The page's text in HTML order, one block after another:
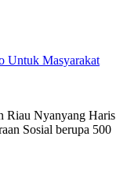
Untuk Masyarakat
Riau Nyanyang Haris
Sosial berupa 500